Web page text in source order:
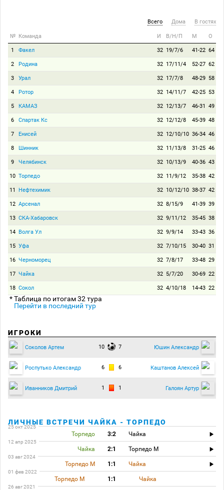
Всего Дома В гостях
№ Команда И В/Н/П М О
1 Факел 32 19/7/6 41-22 64
2 Родина 32 17/11/4 52-27 62
3 Урал 32 17/7/8 48-29 58
4 Ротор 32 14/11/7 42-25 53
5 КАМАЗ 32 12/13/7 46-31 49
6 Спартак Кс 32 12/12/8 45-39 48
7 Енисей 32 12/10/10 36-34 46
8 Шинник 32 11/13/8 31-25 46
9 Челябинск 32 10/13/9 40-36 43
10 Торпедо 32 11/9/12 35-38 42
11 Нефтехимик 32 10/12/10 38-37 42
12 Арсенал 32 8/15/9 41-39 39
13 СКА-Хабаровск 32 9/11/12 35-45 38
14 Волга Ул 32 9/9/14 33-43 36
15 Уфа 32 7/10/15 30-40 31
16 Черноморец 32 7/8/17 33-48 29
17 Чайка 32 5/7/20 30-69 22
18 Сокол 32 4/10/18 14-43 22
* Таблица по итогам 32 тура
Перейти в последний тур
ИГРОКИ
Соколов Артем 10 7 Юшин Александр
Роспутько Александр 6 6 Каштанов Алексей
Иванников Дмитрий 1 1 Галоян Артур
ЛИЧНЫЕ ВСТРЕЧИ ЧАЙКА - ТОРПЕДО
25 окт 2025
Торпедо 3:2 Чайка
12 апр 2025
Чайка 2:1 Торпедо М
03 авг 2024
Торпедо М 1:1 Чайка
01 фев 2022
Торпедо М 1:1 Чайка
26 авг 2021